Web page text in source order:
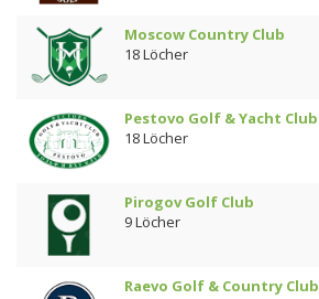
Moscow Country Club
18 Löcher
Pestovo Golf & Yacht Club
18 Löcher
Pirogov Golf Club
9 Löcher
Raevo Golf & Country Club